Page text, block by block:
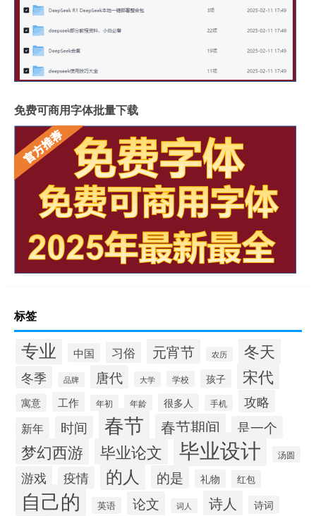
免费可商用字体批量下载
标签
专业 中国 习俗 元宵节 农历 冬天
冬季 品牌 唐代 大学 学校 孩子 宋代
寓意 工作 年初 年龄 很多人 手机 攻略
新年 时间 春节 春节期间 是一个
梦幻西游 毕业论文 毕业设计 汤圆
游戏 疫情 的人 的是 礼物 红包
自己的 英语 论文 词人 诗人 诗词